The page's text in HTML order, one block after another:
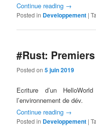
Continue reading →
Posted in Developpement |
#Rust:
Posted on5 juin 2019
Ecriture d’un
l’environnement de dév.
Continue reading →
Posted in Developpement |